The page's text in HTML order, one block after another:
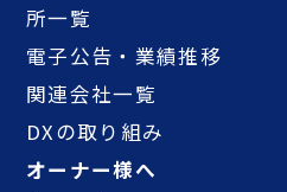
所一覧
電子公告・業績推移
関連会社一覧
DXの取り組み
オーナー様へ